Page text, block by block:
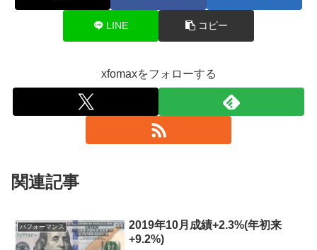
LINE コピー
xfomaxをフォローする
関連記事
パフォーマンス
2019年10月成績+2.3%(年初来
+9.2%)